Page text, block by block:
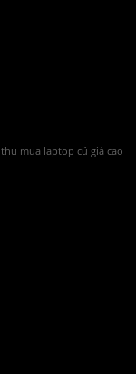
thu mua laptop cũ giá cao